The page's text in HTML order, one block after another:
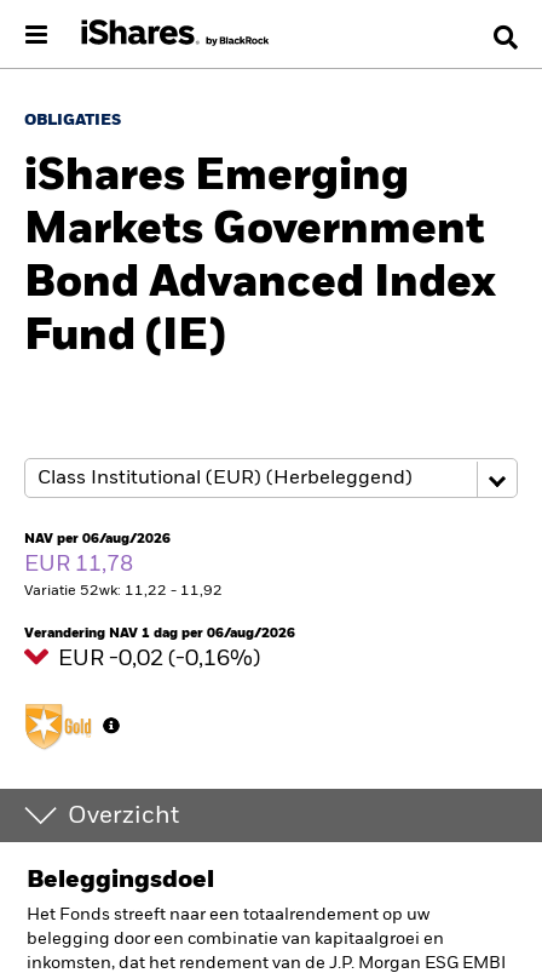
OBLIGATIES
iShares Emerging
Markets Government
Bond Advanced Index
Fund (IE)
NAV per 06/aug/2026
EUR 11,78
Variatie 52wk: 11,22 - 11,92
Verandering NAV 1 dag per 06/aug/2026
EUR -0,02 (-0,16%)
Overzicht
Beleggingsdoel
Het Fonds streeft naar een totaalrendement op uw
belegging door een combinatie van kapitaalgroei en
inkomsten, dat het rendement van de J.P. Morgan ESG EMBI